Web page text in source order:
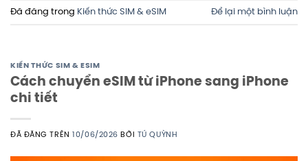
Đã đăng trong Kiến thức SIM & eSIM Để lại một bình luận
KIẾN THỨC SIM & ESIM
Cách chuyển eSIM từ iPhone sang iPhone
chi tiết
ĐÃ ĐĂNG TRÊN10/06/2026 BỞI TÚ QUỲNH